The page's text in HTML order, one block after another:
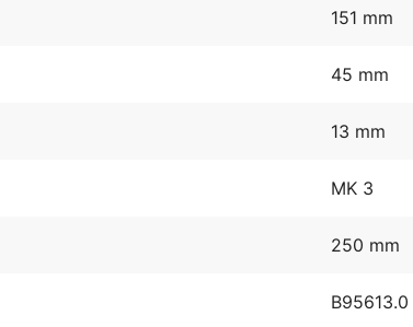
151 mm
45 mm
13 mm
MK 3
250 mm
B95613.0